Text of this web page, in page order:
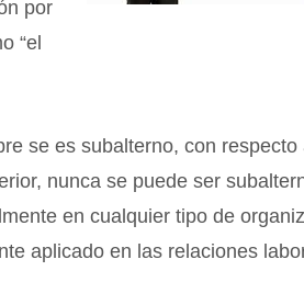
por
“el
se es subalterno, con respecto
nunca se puede ser
en cualquier tipo de
aplicado en las relaciones